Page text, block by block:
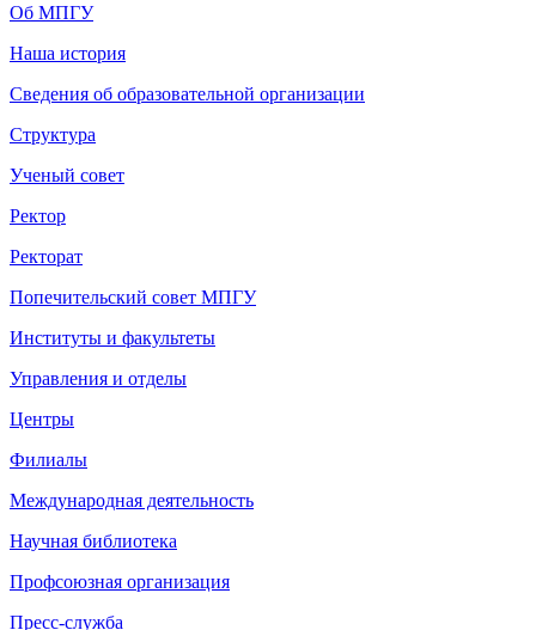
Об МПГУ
Наша история
Сведения об образовательной организации
Структура
Ученый совет
Ректор
Ректорат
Попечительский совет МПГУ
Институты и факультеты
Управления и отделы
Центры
Филиалы
Международная деятельность
Научная библиотека
Профсоюзная организация
Пресс-служба